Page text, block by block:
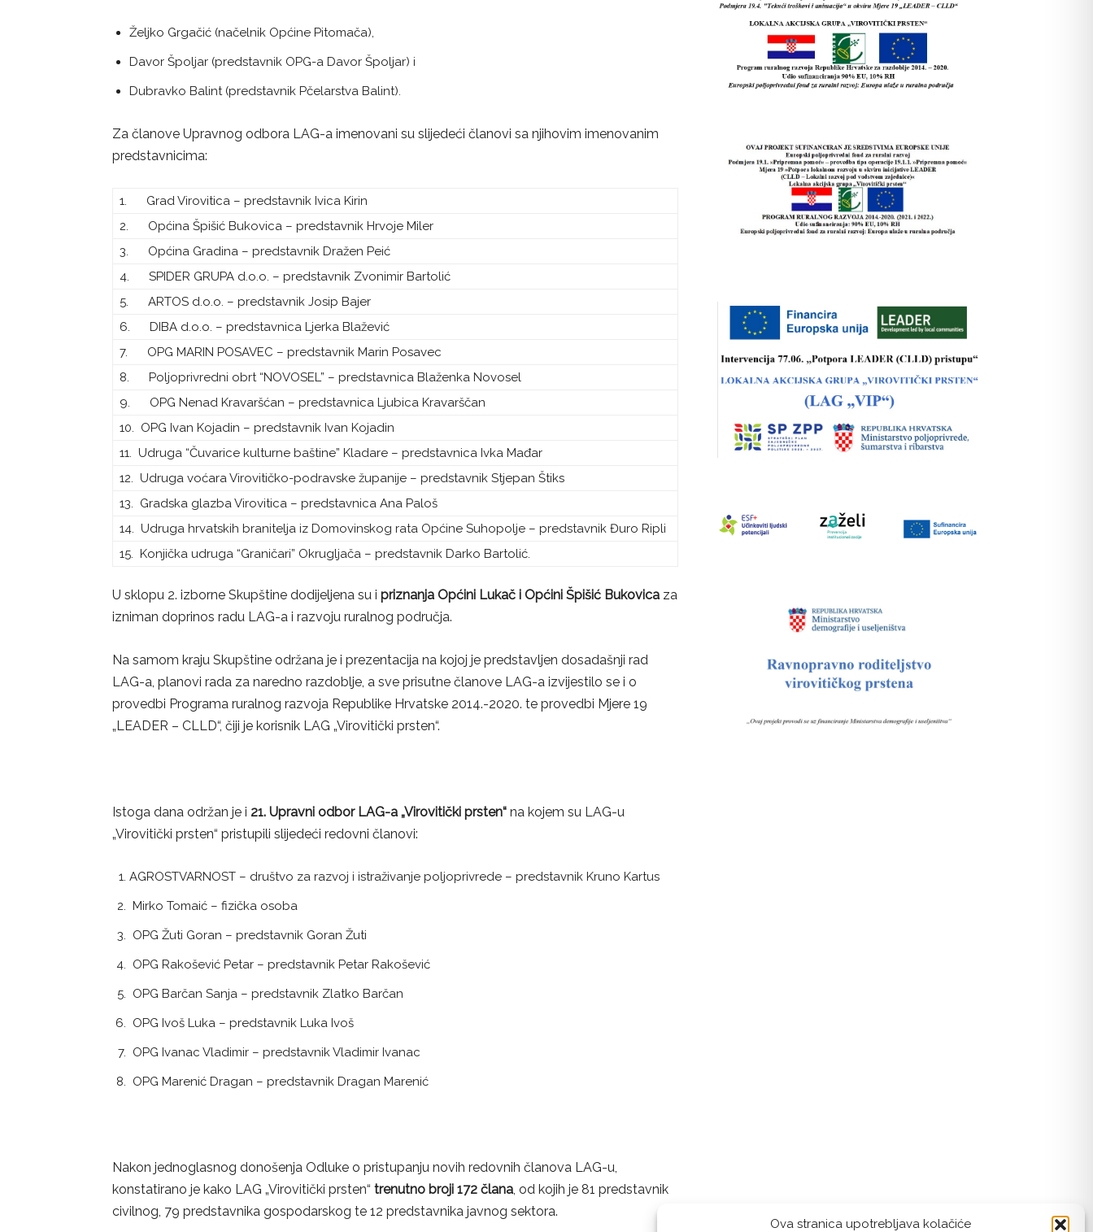
Ova stranica upotrebljava kolačiće
Željko Grgačić (načelnik Općine Pitomača),
Davor Špoljar (predstavnik OPG-a Davor Špoljar) i
Dubravko Balint (predstavnik Pčelarstva Balint).
Za članove Upravnog odbora LAG-a imenovani su slijedeći članovi sa njihovim imenovanim
predstavnicima:
1. Grad Virovitica – predstavnik Ivica Kirin
2. Općina Špišić Bukovica – predstavnik Hrvoje Miler
3. Općina Gradina – predstavnik Dražen Peić
4. SPIDER GRUPA d.o.o. – predstavnik Zvonimir Bartolić
5. ARTOS d.o.o. – predstavnik Josip Bajer
6. DIBA d.o.o. – predstavnica Ljerka Blažević
7. OPG MARIN POSAVEC – predstavnik Marin Posavec
8. Poljoprivredni obrt “NOVOSEL” – predstavnica Blaženka Novosel
9. OPG Nenad Kravaršćan – predstavnica Ljubica Kravarščan
10. OPG Ivan Kojadin – predstavnik Ivan Kojadin
11. Udruga “Čuvarice kulturne baštine” Kladare – predstavnica Ivka Mađar
12. Udruga voćara Virovitičko-podravske županije – predstavnik Stjepan Štiks
13. Gradska glazba Virovitica – predstavnica Ana Paloš
14. Udruga hrvatskih branitelja iz Domovinskog rata Općine Suhopolje – predstavnik Đuro Ripli
15. Konjička udruga “Graničari” Okrugljača – predstavnik Darko Bartolić.
U sklopu 2. izborne Skupštine dodijeljena su i priznanja Općini Lukač i Općini Špišić Bukovica za
izniman doprinos radu LAG-a i razvoju ruralnog područja.
Na samom kraju Skupštine održana je i prezentacija na kojoj je predstavljen dosadašnji rad
LAG-a, planovi rada za naredno razdoblje, a sve prisutne članove LAG-a izvijestilo se i o
provedbi Programa ruralnog razvoja Republike Hrvatske 2014.-2020. te provedbi Mjere 19
„LEADER – CLLD“, čiji je korisnik LAG „Virovitički prsten“.
Istoga dana održan je i 21. Upravni odbor LAG-a „Virovitički prsten“ na kojem su LAG-u
„Virovitički prsten“ pristupili slijedeći redovni članovi:
AGROSTVARNOST – društvo za razvoj i istraživanje poljoprivrede – predstavnik Kruno Kartus
Mirko Tomaić – fizička osoba
OPG Žuti Goran – predstavnik Goran Žuti
OPG Rakošević Petar – predstavnik Petar Rakošević
OPG Barčan Sanja – predstavnik Zlatko Barčan
OPG Ivoš Luka – predstavnik Luka Ivoš
OPG Ivanac Vladimir – predstavnik Vladimir Ivanac
OPG Marenić Dragan – predstavnik Dragan Marenić
Nakon jednoglasnog donošenja Odluke o pristupanju novih redovnih članova LAG-u,
konstatirano je kako LAG „Virovitički prsten“ trenutno broji 172 člana, od kojih je 81 predstavnik
civilnog, 79 predstavnika gospodarskog te 12 predstavnika javnog sektora.